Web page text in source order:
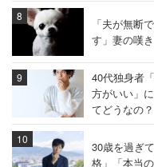
「夫が無断
す」妻の嘆
40代独身者
方がいい」
てどうなの？
30歳を過ぎ
格」「本当